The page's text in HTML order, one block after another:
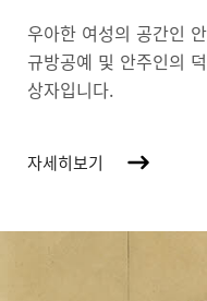
우아한 여성의 공간인
규방공예 및 안주인의
상자입니다.
자세히보기